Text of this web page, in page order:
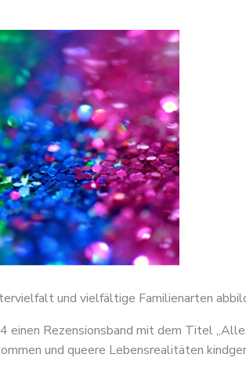
und vielfältige Familienarten
Rezensionsband mit dem Titel
und queere Lebensrealitäten